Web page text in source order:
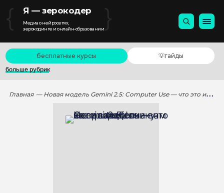
{ Я — зерокодер
Медиа о нейросетях,
зерокодинге и онлайн-образовании}
бесплатные курсы
💡гайды
больше рубрик
Главная — Новая модель Gemini 2.5: Computer Use — что это и зачем она вам как разработчику